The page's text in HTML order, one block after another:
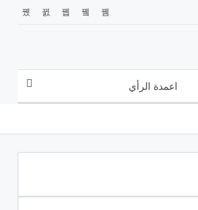
اعمدة الرأي